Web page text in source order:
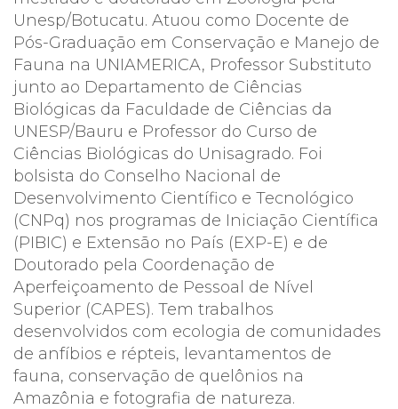
Unesp/Botucatu. Atuou como Docente de
Pós-Graduação em Conservação e Manejo de
Fauna na UNIAMERICA, Professor Substituto
junto ao Departamento de Ciências
Biológicas da Faculdade de Ciências da
UNESP/Bauru e Professor do Curso de
Ciências Biológicas do Unisagrado. Foi
bolsista do Conselho Nacional de
Desenvolvimento Científico e Tecnológico
(CNPq) nos programas de Iniciação Científica
(PIBIC) e Extensão no País (EXP-E) e de
Doutorado pela Coordenação de
Aperfeiçoamento de Pessoal de Nível
Superior (CAPES). Tem trabalhos
desenvolvidos com ecologia de comunidades
de anfíbios e répteis, levantamentos de
fauna, conservação de quelônios na
Amazônia e fotografia de natureza.